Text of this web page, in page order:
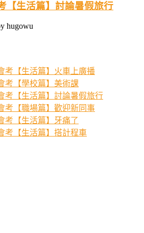
【生活篇】討論暑假旅行
hugowu
考【生活篇】火車上廣播
考【學校篇】美術課
考【生活篇】討論暑假旅行
考【職場篇】歡迎新同事
考【生活篇】牙痛了
考【生活篇】搭計程車